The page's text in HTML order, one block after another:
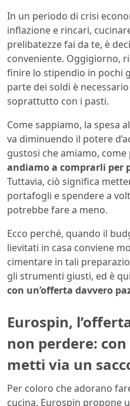
In un periodo di crisi
inflazione e rincari,
prelibatezze fai da te, è
conveniente. Oggigiorno,
finire lo stipendio in pochi
parte dei soldi è
soprattutto con i pasti.
Come sappiamo, la spesa
va diminuendo il potere
gustosi che amiamo, come
andiamo a comprarli per
Tuttavia, ciò significa
portafogli e spendere a
potrebbe fare a meno.
Ecco perché, quando il
lievitati in casa conviene
cimentare in tali
gli strumenti giusti, ed è
con un’offerta davvero
Eurospin,
non perdere:
metti via un
Per coloro che adorano
cucina, Eurospin propone